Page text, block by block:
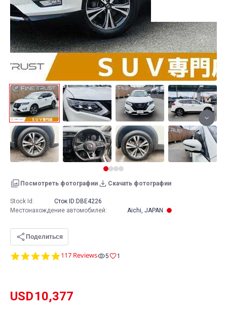
Посмотреть фотографии Скачать фотографии
4.8
117 Reviews 5 1
USD10,377
Stock Id: Сток ID: DBE4226
Местонахождение автомобилей: Aichi, JAPAN
Поделиться